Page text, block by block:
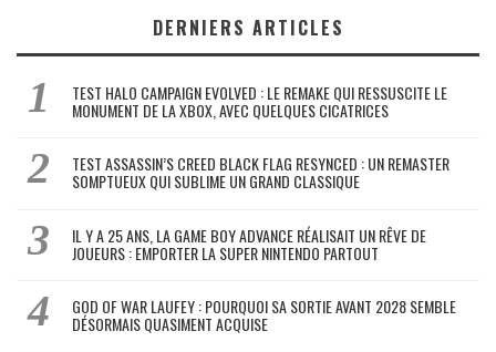
DERNIERS ARTICLES
TEST HALO CAMPAIGN EVOLVED : LE REMAKE QUI RESSUSCITE LE
MONUMENT DE LA XBOX, AVEC QUELQUES CICATRICES
TEST ASSASSIN’S CREED BLACK FLAG RESYNCED : UN REMASTER
SOMPTUEUX QUI SUBLIME UN GRAND CLASSIQUE
IL Y A 25 ANS, LA GAME BOY ADVANCE RÉALISAIT UN RÊVE DE
JOUEURS : EMPORTER LA SUPER NINTENDO PARTOUT
GOD OF WAR LAUFEY : POURQUOI SA SORTIE AVANT 2028 SEMBLE
DÉSORMAIS QUASIMENT ACQUISE